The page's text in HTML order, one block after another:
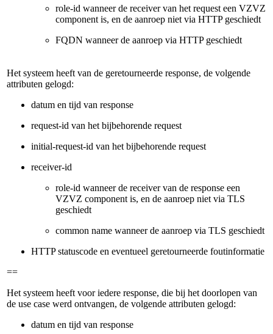
role-id wanneer de receiver van het request een VZVZ
component is, en de aanroep niet via HTTP geschiedt
FQDN wanneer de aanroep via HTTP geschiedt
Het systeem heeft van de geretourneerde response, de volgende
attributen gelogd:
datum en tijd van response
request-id van het bijbehorende request
initial-request-id van het bijbehorende request
receiver-id
role-id wanneer de receiver van de response een
VZVZ component is, en de aanroep niet via TLS
geschiedt
common name wanneer de aanroep via TLS geschiedt
HTTP statuscode en eventueel geretourneerde foutinformatie
==
Het systeem heeft voor iedere response, die bij het doorlopen van
de use case werd ontvangen, de volgende attributen gelogd:
datum en tijd van response